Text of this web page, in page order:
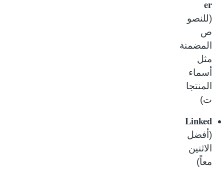
(للنصو
ص
المضمنة
مثل
أسماء
المنتجا
ت)
Linked
(أفضل
الاثنين
معاً)